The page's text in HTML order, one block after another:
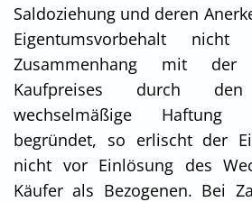
Saldoziehung und deren
Eigentumsvorbehalt
Zusammenhang mit der
Kaufpreises durch
wechselmäßige Haftung
begründet, so erlischt der
nicht vor Einlösung des
Käufer als Bezogenen. Bei